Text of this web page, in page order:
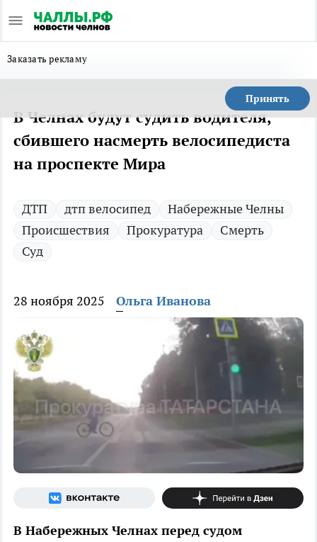
Заказать рекламу
Принять
В Челнах будут судить водителя,
сбившего насмерть велосипедиста
на проспекте Мира
ДТП дтп велосипед
Набережные Челны
Происшествия
Прокуратура
Смерть
Суд
28 ноября 2025 Ольга Иванова
В Набережных Челнах перед судом